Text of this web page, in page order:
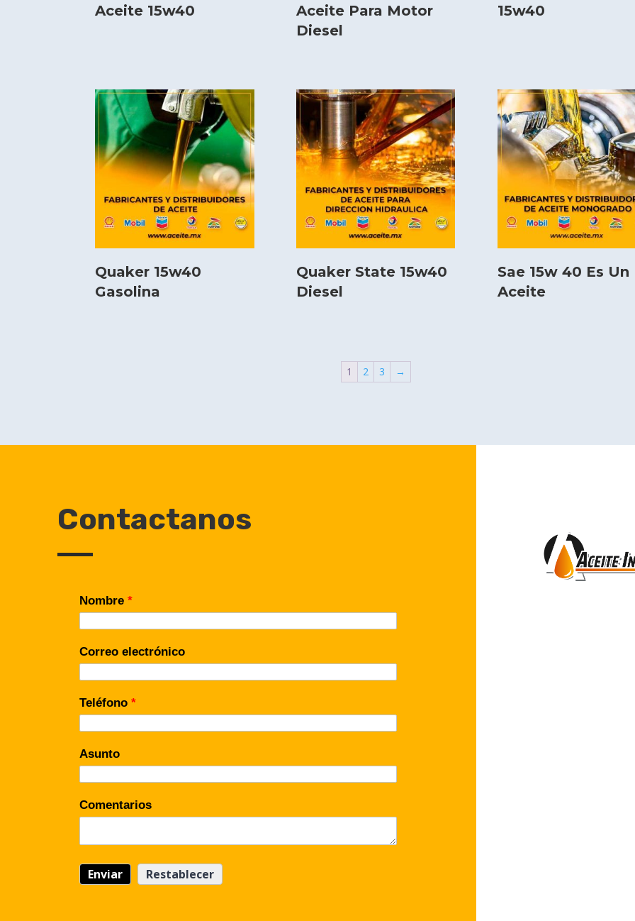
Aceite 15w40
Aceite Para Motor
Diesel
15w40
Quaker 15w40
Gasolina
Quaker State 15w40
Diesel
Sae 15w 40 Es Un
Aceite
1 2 3 →
Contactanos
Nombre *
Correo electrónico
Teléfono *
Asunto
Comentarios